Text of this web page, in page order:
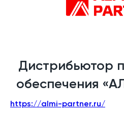
Дистрибьютор
обеспечения
https://almi-partner.ru/